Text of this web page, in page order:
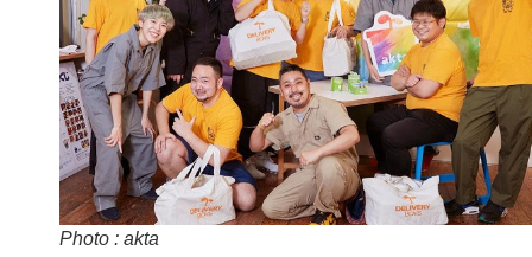
Photo : akta